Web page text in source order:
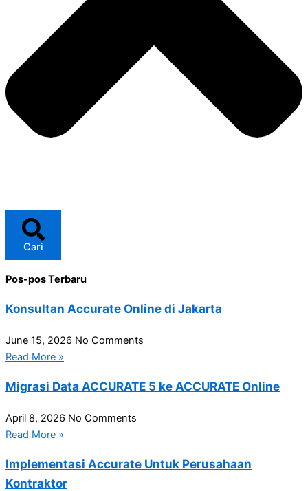
Cari
Pos-pos Terbaru
Konsultan Accurate Online di Jakarta
June 15, 2026 No Comments
Read More »
Migrasi Data ACCURATE 5 ke ACCURATE Online
April 8, 2026 No Comments
Read More »
Implementasi Accurate Untuk Perusahaan
Kontraktor